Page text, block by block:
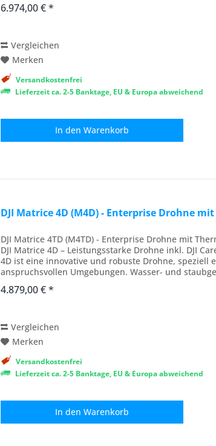
6.974,00 € *
Vergleichen
Merken
Versandkostenfrei
Lieferzeit ca. 2-5 Banktage, EU & Europa abweichend
In den Warenkorb
DJI Matrice 4D (M4D) - Enterprise Drohne
DJI Matrice 4TD (M4TD) - Enterprise Drohne mit
DJI Matrice 4D – Leistungsstarke Drohne inkl. DJI
4D ist eine innovative und robuste Drohne, speziell
anspruchsvollen Umgebungen. Wasser- und
4.879,00 € *
Vergleichen
Merken
Versandkostenfrei
Lieferzeit ca. 2-5 Banktage, EU & Europa abweichend
In den Warenkorb